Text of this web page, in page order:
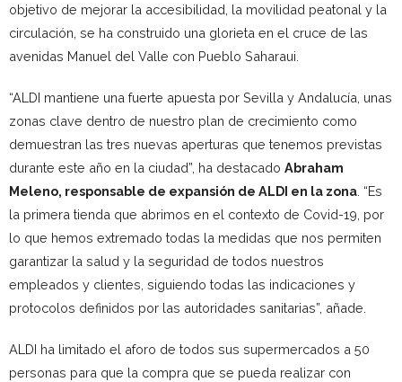
objetivo de mejorar la accesibilidad, la movilidad peatonal y la
circulación, se ha construido una glorieta en el cruce de las
avenidas Manuel del Valle con Pueblo Saharaui.
“ALDI mantiene una fuerte apuesta por Sevilla y Andalucía, unas
zonas clave dentro de nuestro plan de crecimiento como
demuestran las tres nuevas aperturas que tenemos previstas
durante este año en la ciudad”, ha destacado Abraham
Meleno, responsable de expansión de ALDI en la zona . “Es
la primera tienda que abrimos en el contexto de Covid-19, por
lo que hemos extremado todas la medidas que nos permiten
garantizar la salud y la seguridad de todos nuestros
empleados y clientes, siguiendo todas las indicaciones y
protocolos definidos por las autoridades sanitarias”, añade.
ALDI ha limitado el aforo de todos sus supermercados a 50
personas para que la compra que se pueda realizar con